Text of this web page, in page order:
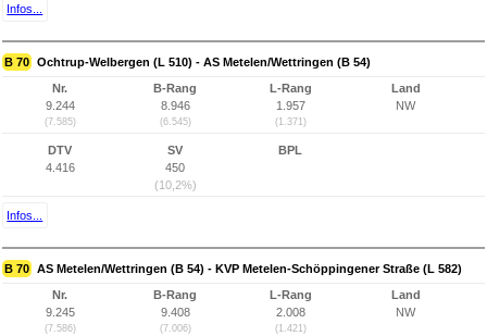
Infos...
B 70 Ochtrup-Welbergen (L 510) - AS Metelen/Wettringen (B 54)
Nr.
9.244
(7.585)
B-Rang
8.946
(6.545)
L-Rang
1.957
(1.371)
Land
NW
DTV
4.416
SV
450
(10,2%)
BPL
Infos...
B 70 AS Metelen/Wettringen (B 54) - KVP Metelen-Schöppingener Straße (L 582)
Nr.
9.245
(7.586)
B-Rang
9.408
(7.006)
L-Rang
2.008
(1.421)
Land
NW